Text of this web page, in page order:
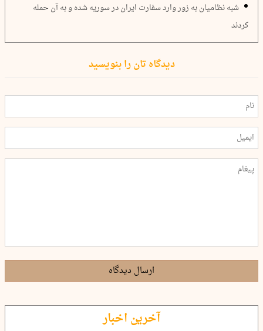
شبه نظامیان به زور وارد سفارت ایران در سوریه شده و به آن حمله
کردند
دیدگاه تان را بنویسید
ارسال دیدگاه
آخرین اخبار